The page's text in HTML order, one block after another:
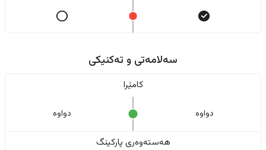
سەلامەتی و تەکنیکی
کامێرا
دواوە دواوە
هەستەوەری پارکینگ